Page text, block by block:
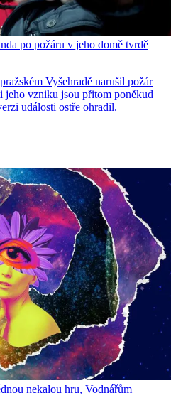
po požáru v jeho domě tvrdě
Vyšehradě narušil požár
vzniku jsou přitom poněkud
události ostře ohradil.
nekalou hru, Vodnářům